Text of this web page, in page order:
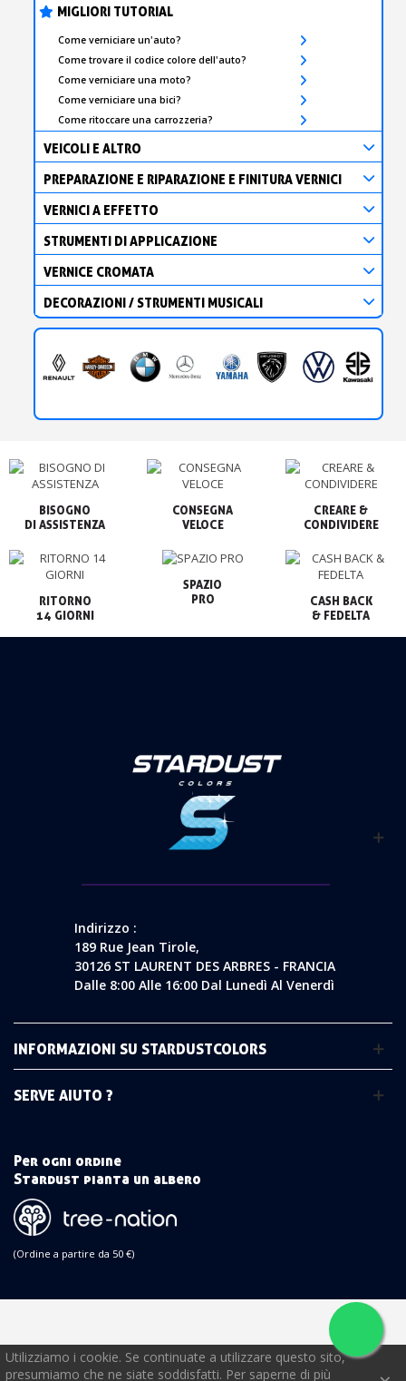
MIGLIORI TUTORIAL
Come verniciare un'auto?
Come trovare il codice colore dell'auto?
Come verniciare una moto?
Come verniciare una bici?
Come ritoccare una carrozzeria?
VEICOLI E ALTRO
PREPARAZIONE E RIPARAZIONE E FINITURA VERNICI
VERNICI A EFFETTO
STRUMENTI DI APPLICAZIONE
VERNICE CROMATA
DECORAZIONI / STRUMENTI MUSICALI
BISOGNO
CONSEGNA
VELOCE
CREARE &
CONDIVIDERE
RITORNO
14 GIORNI
SPAZIO
PRO
CASH BACK
& FEDELTA
Indirizzo :
189 Rue Jean Tirole,
30126 ST LAURENT DES ARBRES - FRANCIA
Dalle 8:00 Alle 16:00 Dal Lunedì Al Venerdì
INFORMAZIONI SU STARDUSTCOLORS
SERVE AIUTO ?
Per ogni ordine
Stardust pianta un albero
(Ordine a partire da 50 €)
Utilizziamo i cookie. Se continuate a utilizzare questo sito,
presumiamo che ne siate soddisfatti. Per saperne di più